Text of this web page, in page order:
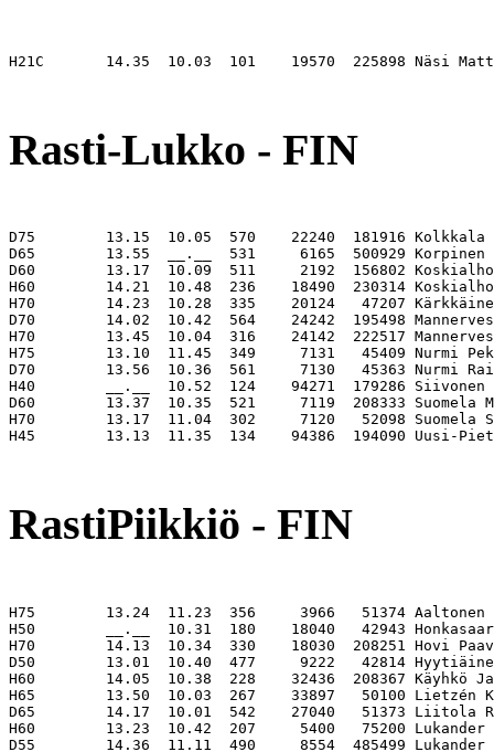
H21C       14.35  10.03  101    19570  225898
Rasti-Lukko - FIN
D75        13.15  10.05  570    22240  181916
D65        13.55  __.__  531     6165  500929
D60        13.17  10.09  511     2192  156802
H60        14.21  10.48  236    18490  230314
H70        14.23  10.28  335    20124   47207
D70        14.02  10.42  564    24242  195498
H70        13.45  10.04  316    24142  222517
H75        13.10  11.45  349     7131   45409
D70        13.56  10.36  561     7130   45363
H40        __.__  10.52  124    94271  179286
D60        13.37  10.35  521     7119  208333
H70        13.17  11.04  302     7120   52098
H45        13.13  11.35  134    94386  194090
RastiPiikkiö - FIN
H75        13.24  11.23  356     3966   51374
H50        __.__  10.31  180    18040   42943
H70        14.13  10.34  330    18030  208251
D50        13.01  10.40  477     9222   42814
H60        14.05  10.38  228    32436  208367
H65        13.50  10.03  267    33897   50100
D65        14.17  10.01  542    27040   51373
H60        13.23  10.42  207     5400   75200
D55        14.36  11.11  490     8554  485499